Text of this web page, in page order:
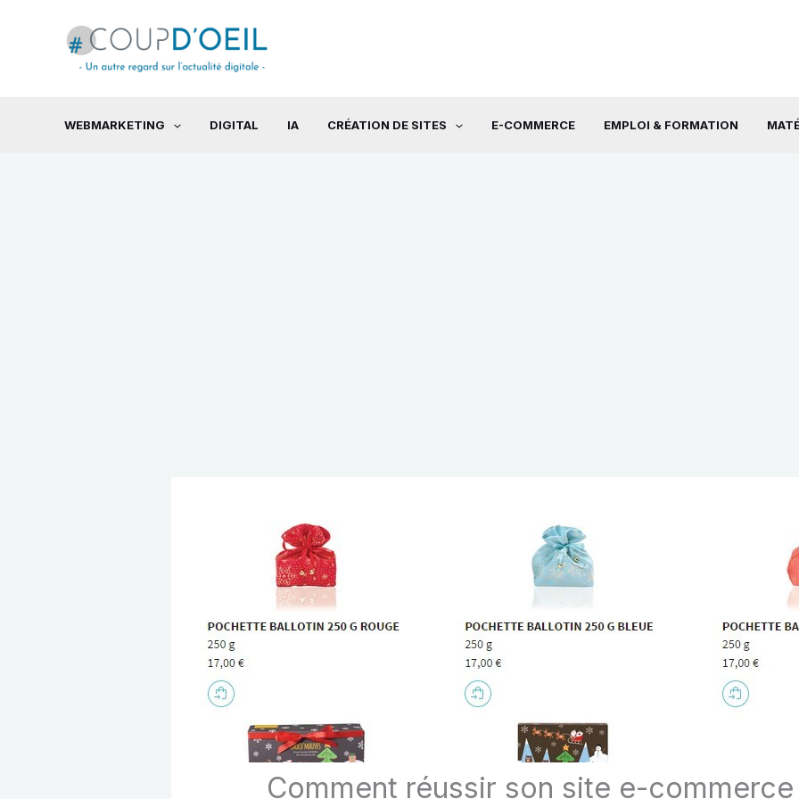
WEBMARKETING DIGITAL IA CRÉATION DE SITES E-COMMERCE EMPLOI & FORMATION
Comment réussir son site e-